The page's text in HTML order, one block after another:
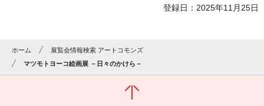
登録日：2025年11月25日
ホーム
展覧会情報検索 アートコモンズ
マツモトヨーコ絵画展 －日々のかけら－